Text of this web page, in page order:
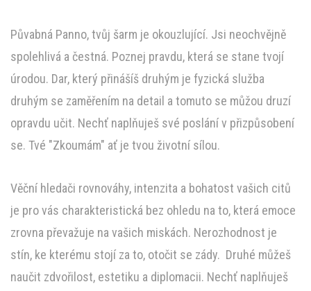
Půvabná Panno, tvůj šarm je okouzlující. Jsi neochvějně
spolehlivá a čestná. Poznej pravdu, která se stane tvojí
úrodou. Dar, který přinášíš druhým je fyzická služba
druhým se zaměřením na detail a tomuto se můžou druzí
opravdu učit. Nechť naplňuješ své poslání v přizpůsobení
se. Tvé "Zkoumám" ať je tvou životní sílou.
Věční hledači rovnováhy, intenzita a bohatost vašich citů
je pro vás charakteristická bez ohledu na to, která emoce
zrovna převažuje na vašich miskách. Nerozhodnost je
stín, ke kterému stojí za to, otočit se zády. Druhé můžeš
naučit zdvořilost, estetiku a diplomacii. Nechť naplňuješ